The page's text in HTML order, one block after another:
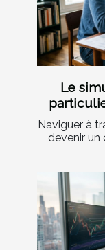
Le
Naviguer à
devenir un